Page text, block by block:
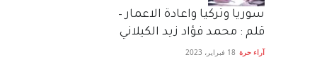
سوريا وتركيا واعادة الاعمار –
قلم : محمد فؤاد زيد الكيلاني
آراء حرة 18 فبراير، 2023